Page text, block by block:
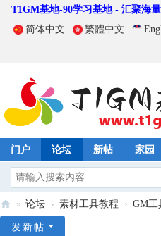
T1GM基地-90学习基地 - 汇聚海
简体中文
繁體中文
门户 论坛 新帖 家园
» 论坛 › 素材工具教程 › GM工
发新帖